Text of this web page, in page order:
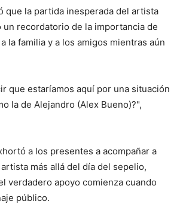
que la partida inesperada del artista
recordatorio de la importancia de
la familia y a los amigos mientras aún
que estaríamos aquí por una situación
la de Alejandro (Alex Bueno)?",
a los presentes a acompañar a
más allá del día del sepelio,
verdadero apoyo comienza cuando
público.